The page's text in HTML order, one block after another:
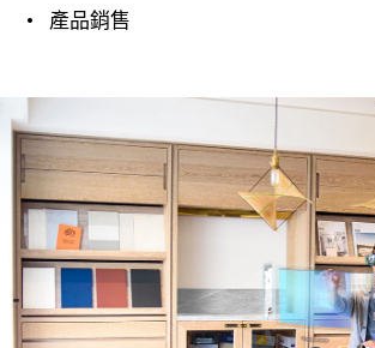
產品銷售